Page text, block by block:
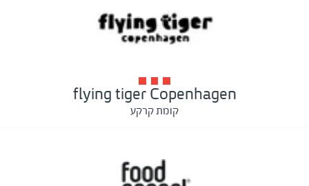
flying tiger Copenhagen
קומת קרקע